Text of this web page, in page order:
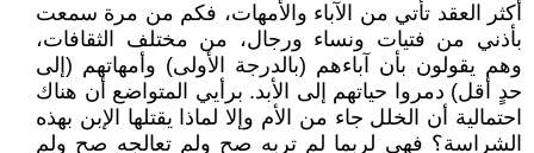
أكثر العقد تأتي من الآباء والأمهات، فكم من مرة سمعت
بأذني من فتيات ونساء ورجال، من مختلف الثقافات،
وهم يقولون بأن آباءهم (بالدرجة الأولى) وأمهاتهم (إلى
حدٍ أقل) دمروا حياتهم إلى الأبد. برأيي المتواضع أن هناك
احتمالية أن الخلل جاء من الأم وإلا لماذا يقتلها الإبن بهذه
الشراسة؟ فهي لربما لم تربه صح ولم تعالجه صح ولم